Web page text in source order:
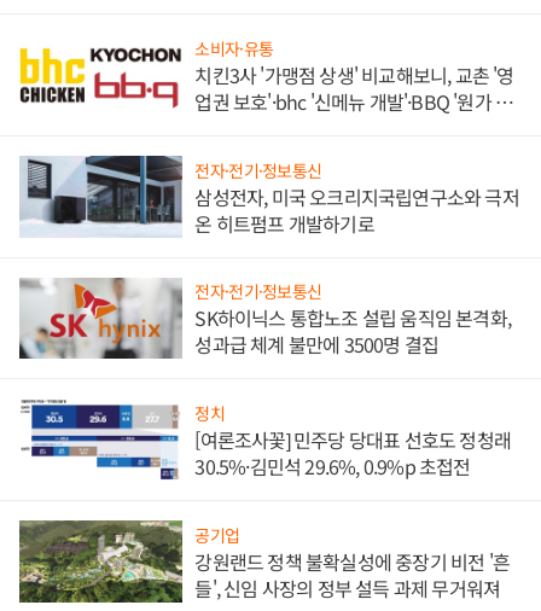
소비자·유통
치킨3사 '가맹점 상생' 비교해보니, 교촌 '영
업권 보호'·bhc '신메뉴 개발'·BBQ '원가 부
전자·전기·정보통신
삼성전자, 미국 오크리지국립연구소와 극저
온 히트펌프 개발하기로
전자·전기·정보통신
SK하이닉스 통합노조 설립 움직임 본격화,
성과급 체계 불만에 3500명 결집
정치
[여론조사꽃] 민주당 당대표 선호도 정청래
30.5%·김민석 29.6%, 0.9%p 초접전
공기업
강원랜드 정책 불확실성에 중장기 비전 '흔
들', 신임 사장의 정부 설득 과제 무거워져